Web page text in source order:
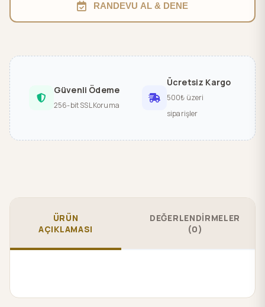
RANDEVU AL & DENE
Güvenli Ödeme
256-bit SSL Koruma
Ücretsiz Kargo
500₺ üzeri
siparişler
ÜRÜN
AÇIKLAMASI
DEĞERLENDİRMELER
(0)